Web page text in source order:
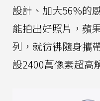
設計、加大56%的
能拍出好照片，蘋
列，就彷彿隨身攜
設2400萬像素超高